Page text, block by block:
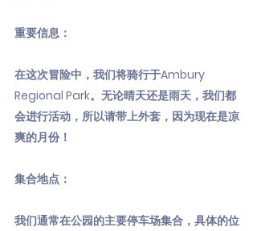
重要信息：
在这次冒险中，我们将骑行于Ambury
Regional Park。无论晴天还是雨天，我们都
会进行活动，所以请带上外套，因为现在是凉
爽的月份！
集合地点：
我们通常在公园的主要停车场集合，具体的位